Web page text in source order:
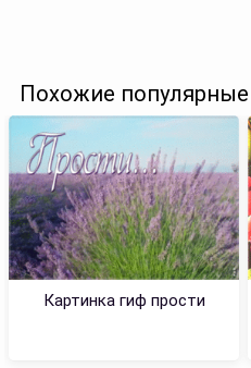
Похожие популярные
Картинка гиф прости